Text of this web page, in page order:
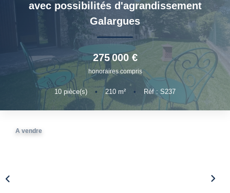
Notre Équipe
Nos Partenaires
Nos Actes
CONTACT
avec possibilités d'agrandissement
Galargues
275 000 €
honoraires compris
10 pièce(s) • 210 m² • Réf : S237
A vendre